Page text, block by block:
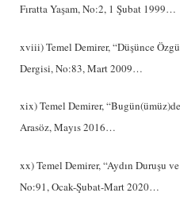
Fıratta Yaşam, No:2, 1 Şubat 1999…
xviii) Temel Demirer, “Düşünce
Dergisi, No:83, Mart 2009…
xix) Temel Demirer,
Arasöz, Mayıs 2016…
xx) Temel Demirer, “Aydın Duruşu
No:91, Ocak-Şubat-Mart 2020…